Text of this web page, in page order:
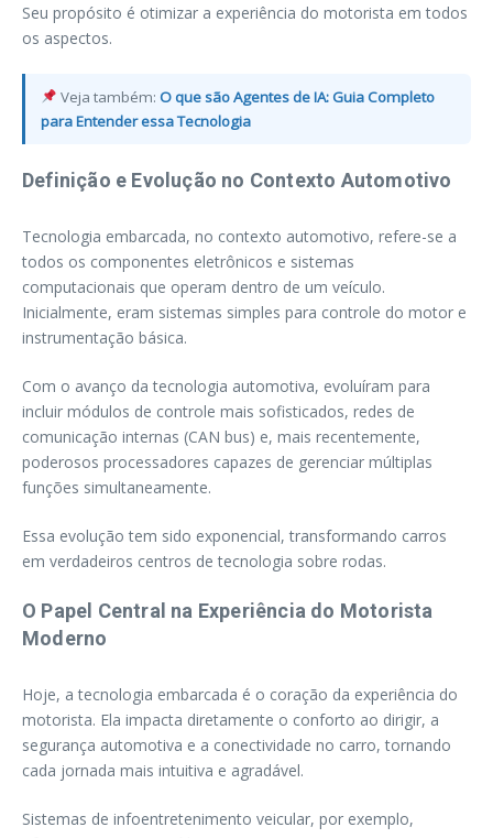
Seu propósito é otimizar a experiência do motorista em todos
os aspectos.
Veja também:O que são Agentes de IA: Guia Completo
para Entender essa Tecnologia
Definição e Evolução no Contexto Automotivo
Tecnologia embarcada, no contexto automotivo, refere-se a
todos os componentes eletrônicos e sistemas
computacionais que operam dentro de um veículo.
Inicialmente, eram sistemas simples para controle do motor e
instrumentação básica.
Com o avanço da tecnologia automotiva, evoluíram para
incluir módulos de controle mais sofisticados, redes de
comunicação internas (CAN bus) e, mais recentemente,
poderosos processadores capazes de gerenciar múltiplas
funções simultaneamente.
Essa evolução tem sido exponencial, transformando carros
em verdadeiros centros de tecnologia sobre rodas.
O Papel Central na Experiência do Motorista
Moderno
Hoje, a tecnologia embarcada é o coração da experiência do
motorista. Ela impacta diretamente o conforto ao dirigir, a
segurança automotiva e a conectividade no carro, tornando
cada jornada mais intuitiva e agradável.
Sistemas de infoentretenimento veicular, por exemplo,